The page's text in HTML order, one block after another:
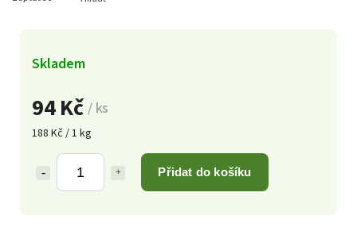
94 Kč/ ks
188 Kč / 1 kg
Přidat do košíku
Skladem